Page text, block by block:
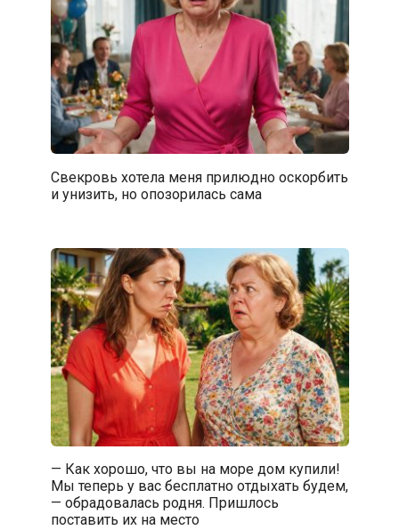
Свекровь хотела меня прилюдно оскорбить
и унизить, но опозорилась сама
— Как хорошо, что вы на море дом купили!
Мы теперь у вас бесплатно отдыхать будем,
— обрадовалась родня. Пришлось
поставить их на место